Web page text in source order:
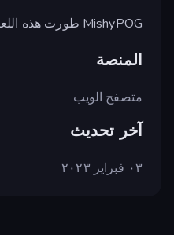
MishyPOG طورت هذه اللعبة.
المنصة
متصفح الويب
آخر تحديث
٠٣ فبراير ٢٠٢٣